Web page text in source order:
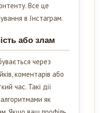
Все це
в Інстаграм.
або злам
через
коментарів або
час. Такі дії
як